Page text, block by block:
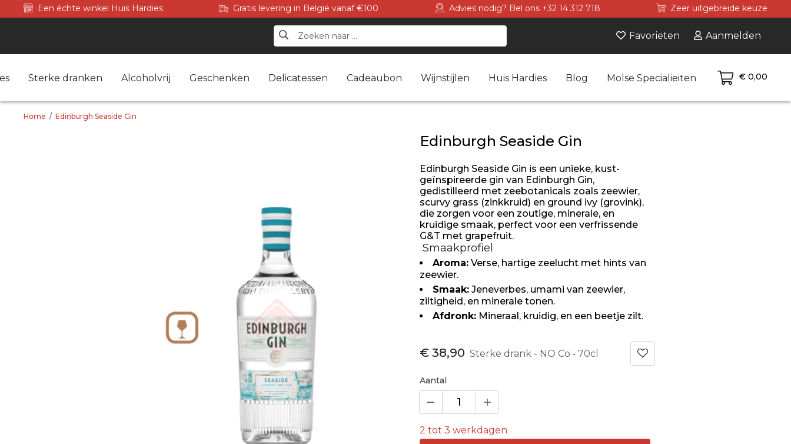
Een échte winkel Huis Hardies Gratis levering in België vanaf €100 Advies nodig? Bel ons +32 14 312 718 Zeer uitgebreide keuze
Favorieten Aanmelden
Sterke dranken Alcoholvrij Geschenken Delicatessen Cadeaubon Wijnstijlen Huis Hardies Blog Molse Specialieiten € 0,00
Home / Edinburgh Seaside Gin
Edinburgh Seaside Gin
Edinburgh Seaside Gin is een unieke, kust-
geïnspireerde gin van Edinburgh Gin,
gedistilleerd met zeebotanicals zoals zeewier,
scurvy grass (zinkkruid) en ground ivy (grovink),
die zorgen voor een zoutige, minerale, en
kruidige smaak, perfect voor een verfrissende
G&T met grapefruit.
Smaakprofiel
Aroma: Verse, hartige zeelucht met hints van
zeewier.
Smaak: Jeneverbes, umami van zeewier,
ziltigheid, en minerale tonen.
Afdronk: Mineraal, kruidig, en een beetje zilt.
€ 38,90 Sterke drank - NO Co - 70cl
Aantal
2 tot 3 werkdagen